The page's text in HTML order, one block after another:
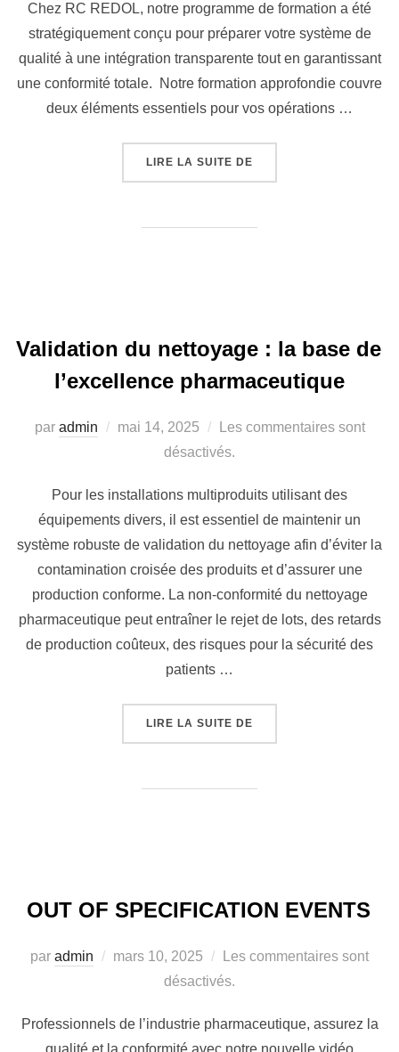
Chez RC REDOL, notre programme de formation a été
stratégiquement conçu pour préparer votre système de
qualité à une intégration transparente tout en garantissant
une conformité totale. Notre formation approfondie couvre
deux éléments essentiels pour vos opérations …
LIRE LA SUITE DE
Validation du nettoyage : la base de
l’excellence pharmaceutique
par admin mai 14, 2025
Les commentaires sont
désactivés.
Pour les installations multiproduits utilisant des
équipements divers, il est essentiel de maintenir un
système robuste de validation du nettoyage afin d’éviter la
contamination croisée des produits et d’assurer une
production conforme. La non-conformité du nettoyage
pharmaceutique peut entraîner le rejet de lots, des retards
de production coûteux, des risques pour la sécurité des
patients …
LIRE LA SUITE DE
OUT OF SPECIFICATION EVENTS
par admin mars 10, 2025
Les commentaires sont
désactivés.
Professionnels de l’industrie pharmaceutique, assurez la
qualité et la conformité avec notre nouvelle vidéo